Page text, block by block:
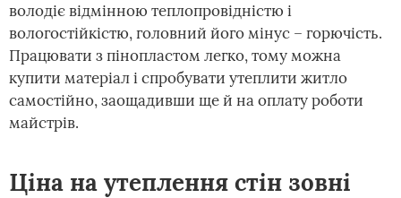
володіє відмінною теплопровідністю і
вологостійкістю, головний його мінус – горючість.
Працювати з пінопластом легко, тому можна
купити матеріал і спробувати утеплити житло
самостійно, заощадивши ще й на оплату роботи
майстрів.
Ціна на утеплення стін зовні